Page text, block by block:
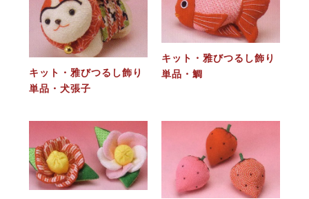
キット・雅びつるし飾り
単品・犬張子
キット・雅びつるし飾り
単品・鯛